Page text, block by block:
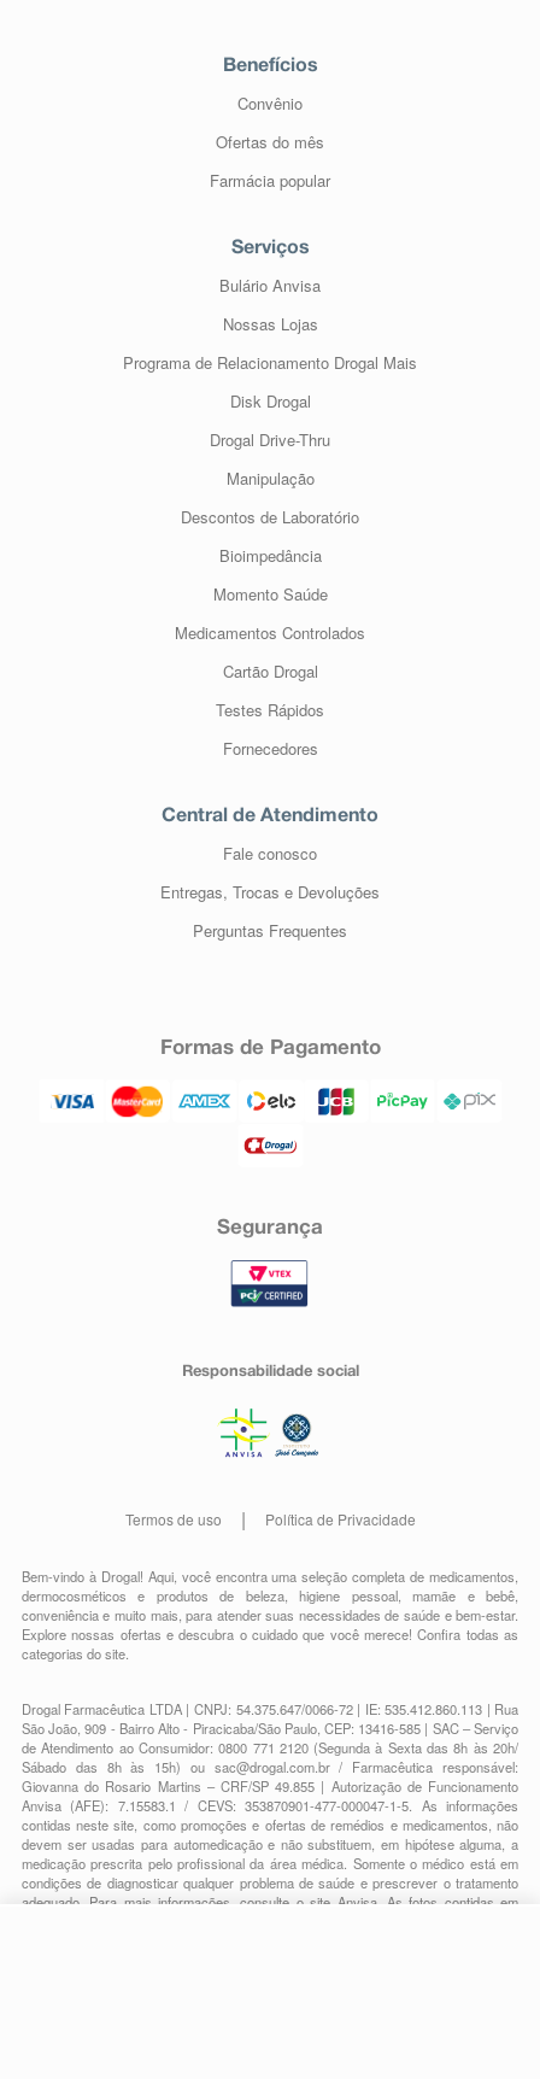
Benefícios
Convênio
Ofertas do mês
Farmácia popular
Serviços
Bulário Anvisa
Nossas Lojas
Programa de Relacionamento Drogal Mais
Disk Drogal
Drogal Drive-Thru
Manipulação
Descontos de Laboratório
Bioimpedância
Momento Saúde
Medicamentos Controlados
Cartão Drogal
Testes Rápidos
Fornecedores
Central de Atendimento
Fale conosco
Entregas, Trocas e Devoluções
Perguntas Frequentes
Formas de Pagamento
Segurança
Responsabilidade social
Termos de uso Política de Privacidade
Bem-vindo à Drogal! Aqui, você encontra uma seleção completa demedicamentos
dermocosméticos e produtos de beleza,higiene pessoal,mamãe e bebê
conveniênciae muito mais, para atender suas necessidades de saúde e bem-estar.
Explore nossas ofertas e descubra o cuidado que você merece!Confira todas as
categorias do site.
Drogal Farmacêutica LTDA | CNPJ: 54.375.647/0066-72 | IE: 535.412.860.113 | Rua
São João, 909 - Bairro Alto - Piracicaba/São Paulo, CEP: 13416-585 | SAC – Serviço
de Atendimento ao Consumidor: 0800 771 2120 (Segunda à Sexta das 8h às 20h/
Sábado das 8h às 15h) ou sac@drogal.com.br/ Farmacêutica responsável:
Giovanna do Rosario Martins – CRF/SP 49.855 | Autorização de Funcionamento
Anvisa (AFE): 7.15583.1 / CEVS: 353870901-477-000047-1-5. As informações
contidas neste site, como promoções e ofertas de remédios e medicamentos, não
devem ser usadas para automedicação e não substituem, em hipótese alguma, a
medicação prescrita pelo profissional da área médica. Somente o médico está em
condições de diagnosticar qualquer problema de saúde e prescrever o tratamento
adequado. Para mais informações, consulte o site Anvisa. As fotos contidas em